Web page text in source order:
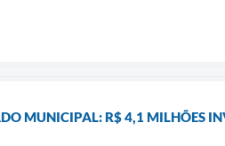
MUNICIPAL: R$ 4,1 MILHÕES